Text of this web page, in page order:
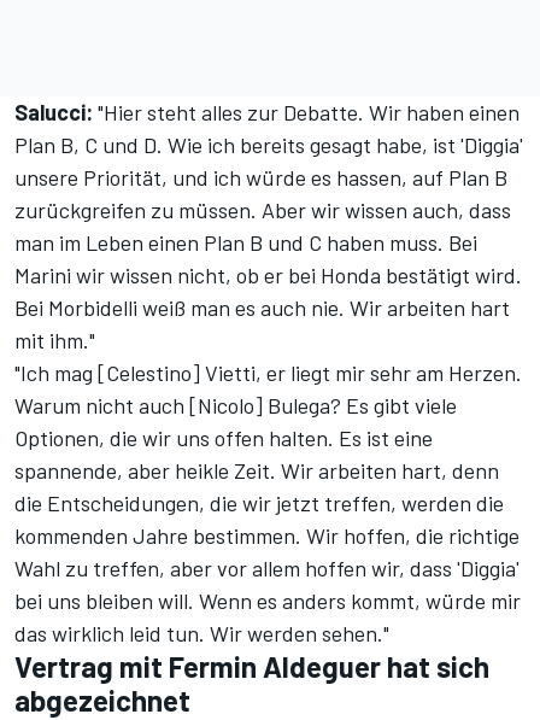
Salucci: "Hier steht alles zur Debatte. Wir haben einen
Plan B, C und D. Wie ich bereits gesagt habe, ist 'Diggia'
unsere Priorität, und ich würde es hassen, auf Plan B
zurückgreifen zu müssen. Aber wir wissen auch, dass
man im Leben einen Plan B und C haben muss. Bei
Marini wir wissen nicht, ob er bei Honda bestätigt wird.
Bei Morbidelli weiß man es auch nie. Wir arbeiten hart
mit ihm."
"Ich mag [Celestino] Vietti, er liegt mir sehr am Herzen.
Warum nicht auch [Nicolo] Bulega? Es gibt viele
Optionen, die wir uns offen halten. Es ist eine
spannende, aber heikle Zeit. Wir arbeiten hart, denn
die Entscheidungen, die wir jetzt treffen, werden die
kommenden Jahre bestimmen. Wir hoffen, die richtige
Wahl zu treffen, aber vor allem hoffen wir, dass 'Diggia'
bei uns bleiben will. Wenn es anders kommt, würde mir
das wirklich leid tun. Wir werden sehen."
Vertrag mit Fermin Aldeguer hat sich
abgezeichnet